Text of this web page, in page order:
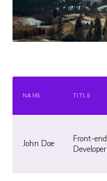
NAME TITLE
John Doe
Front-end
Developer